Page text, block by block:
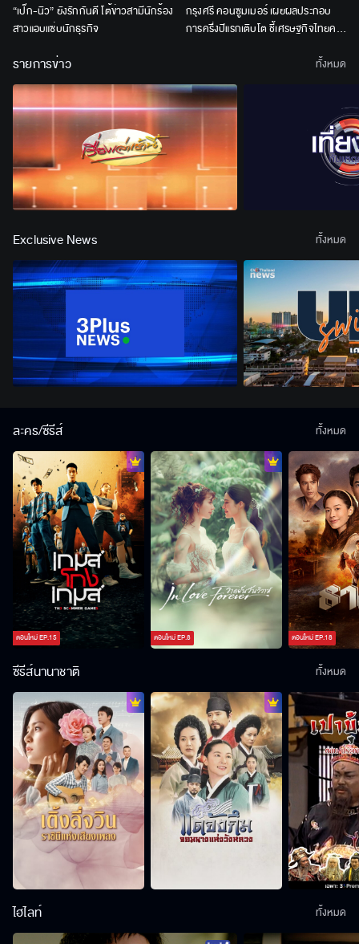
“เป๊ก-นิว” ยังรักกันดี โต้ข่าวสามีนักร้อง
สาวแอบแซ่บนักธุรกิจ
กรุงศรี คอนซูมเมอร์ เผยผลประกอบ
การครึ่งปีแรกเติบโต ชี้เศรษฐกิจไทยครึ่ง
รายการข่าว ทั้งหมด
Exclusive News ทั้งหมด
ละคร/ซีรีส์
ตอนใหม่EP.15 ตอนใหม่EP.8 ตอนใหม่EP.18
ทั้งหมด
ซีรีส์นานาชาติ ทั้งหมด
ไฮไลท์ ทั้งหมด